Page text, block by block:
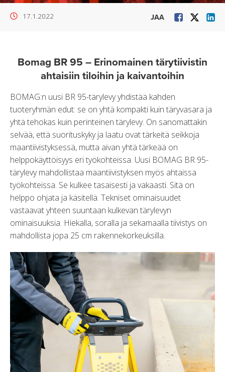
17.1.2022 JAA
Bomag BR 95 – Erinomainen tärytiivistin
ahtaisiin tiloihin ja kaivantoihin
BOMAG:n uusi BR 95-tärylevy yhdistää kahden
tuoteryhmän edut: se on yhtä kompakti kuin täryvasara ja
yhtä tehokas kuin perinteinen tärylevy. On sanomattakin
selvää, että suorituskyky ja laatu ovat tärkeitä seikkoja
maantiivistyksessä, mutta aivan yhtä tärkeää on
helppokäyttöisyys eri työkohteissa. Uusi BOMAG BR 95-
tärylevy mahdollistaa maantiivistyksen myös ahtaissa
työkohteissa. Se kulkee tasaisesti ja vakaasti. Sitä on
helppo ohjata ja käsitellä. Tekniset ominaisuudet
vastaavat yhteen suuntaan kulkevan tärylevyn
ominaisuuksia. Hiekalla, soralla ja sekamaalla tiivistys on
mahdollista jopa 25 cm rakennekorkeuksilla.